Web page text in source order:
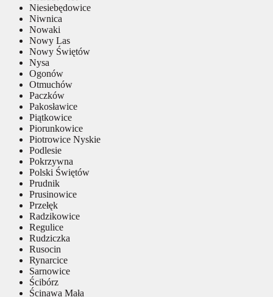
Niesiebędowice
Niwnica
Nowaki
Nowy Las
Nowy Świętów
Nysa
Ogonów
Otmuchów
Paczków
Pakosławice
Piątkowice
Piorunkowice
Piotrowice Nyskie
Podlesie
Pokrzywna
Polski Świętów
Prudnik
Prusinowice
Przełęk
Radzikowice
Regulice
Rudziczka
Rusocin
Rynarcice
Sarnowice
Ścibórz
Ścinawa Mała